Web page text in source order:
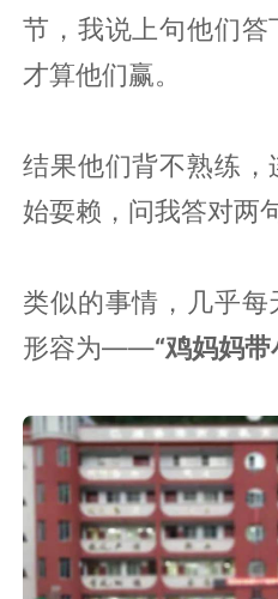
节，我说上句他们
才算他们赢。
结果他们背不熟练
始耍赖，问我答对两
类似的事情，几乎
形容为——“鸡妈妈带